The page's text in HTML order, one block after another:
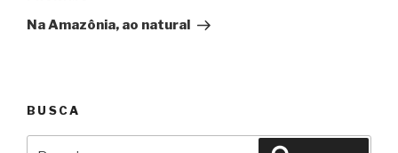
Na Amazônia, ao natural
BUSCA